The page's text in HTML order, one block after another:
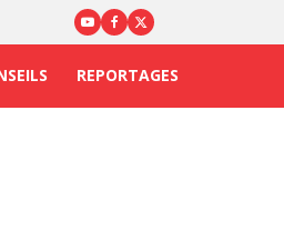
REPORTAGES